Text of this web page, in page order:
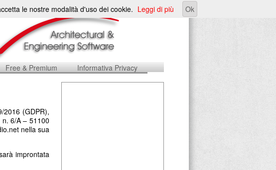
Free & Premium Informativa Privacy
2016 (GDPR),
6/A – 51100
nella sua
improntata
le nostre modalità d'uso dei cookie. Leggi di più Ok